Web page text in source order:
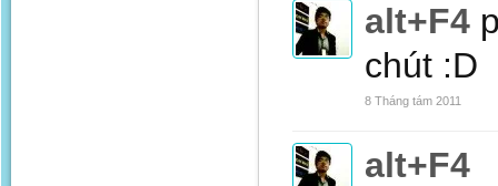
alt+F4
chút :D
8 Tháng tám 2011
alt+F4